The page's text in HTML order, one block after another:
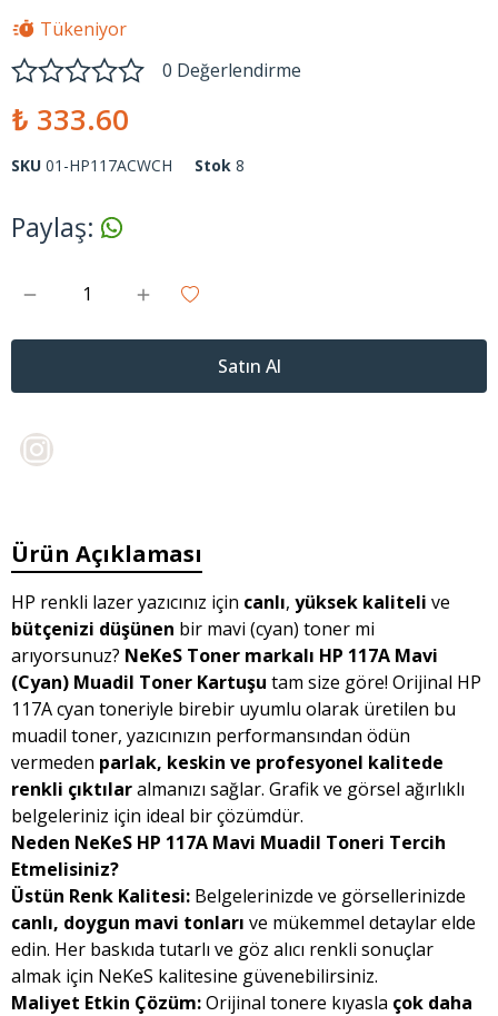
Tükeniyor
0 Değerlendirme
₺ 333.60
SKU 01-HP117ACWCH Stok 8
Paylaş:
Satın Al
Ürün Açıklaması
HP renkli lazer yazıcınız için canlı, yüksek kaliteli ve
bütçenizi düşünen bir mavi (cyan) toner mi
arıyorsunuz? NeKeS Toner markalı HP 117A Mavi
(Cyan) Muadil Toner Kartuşu tam size göre! Orijinal HP
117A cyan toneriyle birebir uyumlu olarak üretilen bu
muadil toner, yazıcınızın performansından ödün
vermeden parlak, keskin ve profesyonel kalitede
renkli çıktılaralmanızı sağlar. Grafik ve görsel ağırlıklı
belgeleriniz için ideal bir çözümdür.
Neden NeKeS HP 117A Mavi Muadil Toneri Tercih
Etmelisiniz?
Üstün Renk Kalitesi: Belgelerinizde ve görsellerinizde
canlı, doygun mavi tonları ve mükemmel detaylar elde
edin. Her baskıda tutarlı ve göz alıcı renkli sonuçlar
almak için NeKeS kalitesine güvenebilirsiniz.
Maliyet Etkin Çözüm:Orijinal tonere kıyasla çok daha